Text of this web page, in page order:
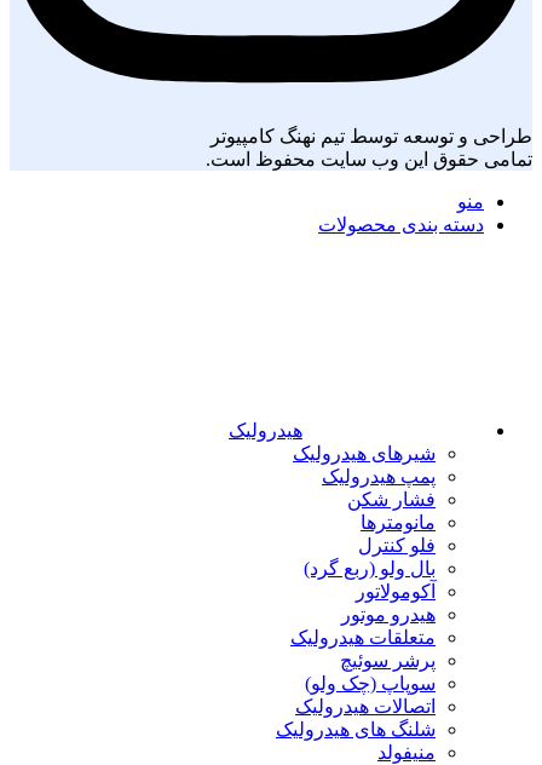
طراحی و توسعه توسط تیم نهنگ کامپیوتر
تمامی حقوق این وب سایت محفوظ است.
منو
دسته بندی محصولات
هیدرولیک
شیرهای هیدرولیک
پمپ هیدرولیک
فشار شکن
مانومترها
فلو کنترل
بال ولو (ربع گرد)
آکومولاتور
هیدرو موتور
متعلقات هیدرولیک
پرشر سوئیچ
سوپاپ (چک ولو)
اتصالات هیدرولیک
شلنگ های هیدرولیک
منیفولد